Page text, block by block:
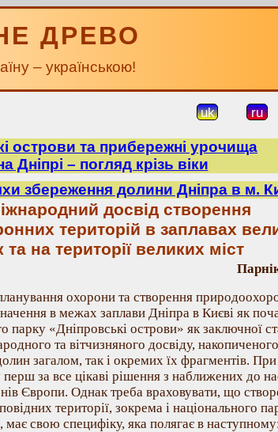
ДРЕВО
– українською!
uk ru
острови та прибережні урочища
Дніпрі – погляд крізь віки
збереження долини Дніпра в м.
досвід створення
територій в заплавах
та на території великих міст
охорони та створення
в межах заплави Дніпра в Києві як
парку «Дніпровські острови» як заключної
та вітчизняного досвіду,
загалом, так і окремих їх фрагментів.
за все цікаві рішення з наближених до
Європи. Однак треба враховувати, що
території, зокрема і національного
має свою специфіку, яка полягає в